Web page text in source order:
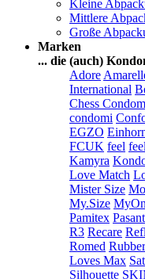
Kleine
Mittlere
Große
Marken
... die (auch)
Adore
International
Chess
condomi
EGZO
FCUK feel
Kamyra
Love Match
Mister Size
My.Size
Pamitex
R3 Recare
Romed
Loves Max
Silhouette